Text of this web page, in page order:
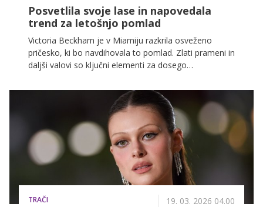
Posvetlila svoje lase in napovedala
trend za letošnjo pomlad
Victoria Beckham je v Miamiju razkrila osveženo
pričesko, ki bo navdihovala to pomlad. Zlati prameni in
daljši valovi so ključni elementi za dosego
v vsakodnevni stil.
TRAČI 19. 03. 2026 04.00